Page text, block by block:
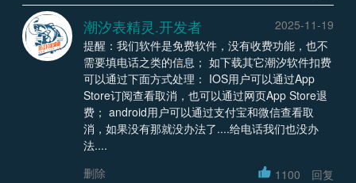
潮汐表精灵.开发者
2025-11-19
提醒：我们软件是免费软件，没有收费功能，也不
需要填电话之类的信息； 如下载其它潮汐软件扣费
可以通过下面方式处理： IOS用户可以通过App
Store订阅查看取消，也可以通过网页App Store退
费； android用户可以通过支付宝和微信查看取
消，如果没有那就没办法了....给电话我们也没办
法....
删除
1100 回复